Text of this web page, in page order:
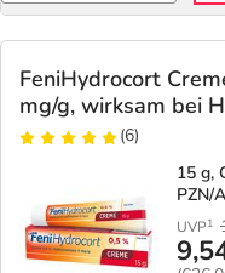
FeniHydrocort
mg/g, wirksam bei
(6)
15 g,
PZN/
UVP1